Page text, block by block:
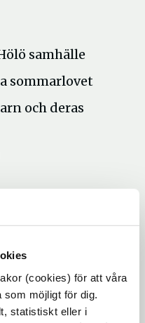
(cookies) för att våra
möjligt för dig.
statistiskt eller i
samhälle
sommarlovet
och deras
personer med
gällande
QR-kod